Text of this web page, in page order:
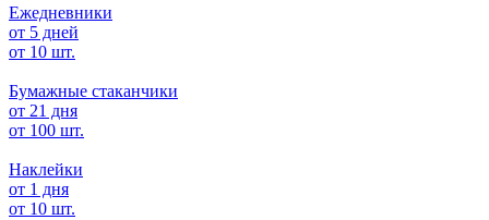
Ежедневники
от 5 дней
от 10 шт.
Бумажные стаканчики
от 21 дня
от 100 шт.
Наклейки
от 1 дня
от 10 шт.